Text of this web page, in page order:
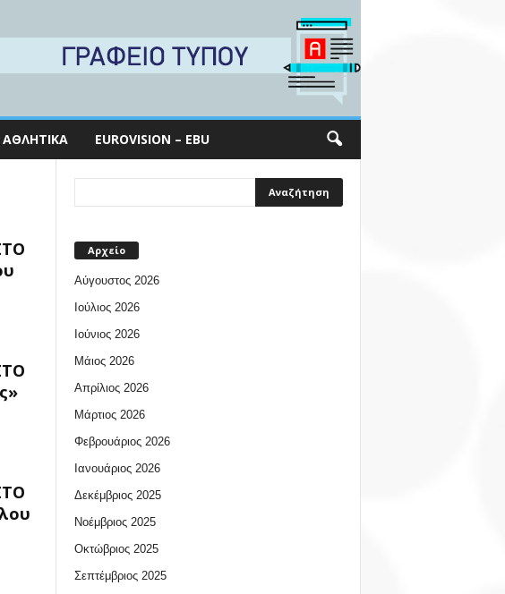
ΑΘΛΗΤΙΚΆ EUROVISION – EBU
Αρχείο
Αύγουστος 2026
Ιούλιος 2026
Ιούνιος 2026
Μάιος 2026
Απρίλιος 2026
Μάρτιος 2026
Φεβρουάριος 2026
Ιανουάριος 2026
Δεκέμβριος 2025
Νοέμβριος 2025
Οκτώβριος 2025
Σεπτέμβριος 2025